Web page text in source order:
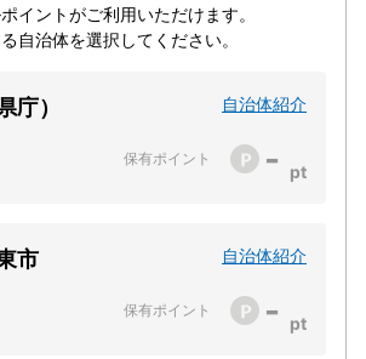
イントがご利用いただけます。
自治体を選択してください。
庁） 自治体紹介
保有ポイント -
市 自治体紹介
保有ポイント -